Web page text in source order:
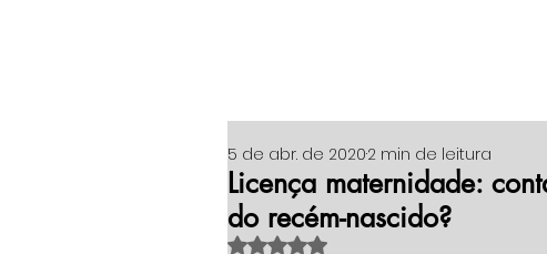
Licença maternidade:
do recém-nascido?
5 de abr. de 20202 min de leitura
Avaliado com NaN de 5 estrelas.